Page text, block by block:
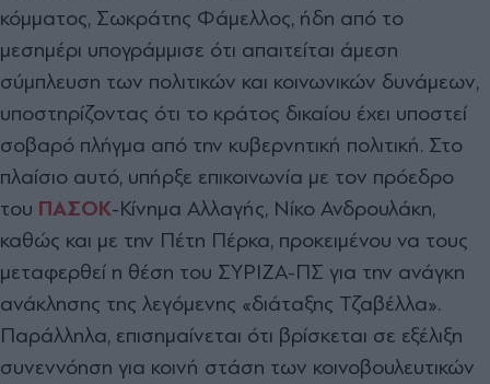
κόμματος, Σωκράτης Φάμελλος, ήδη από το
μεσημέρι υπογράμμισε ότι απαιτείται άμεση
σύμπλευση των πολιτικών και κοινωνικών δυνάμεων,
υποστηρίζοντας ότι το κράτος δικαίου έχει υποστεί
σοβαρό πλήγμα από την κυβερνητική πολιτική. Στο
πλαίσιο αυτό, υπήρξε επικοινωνία με τον πρόεδρο
του ΠΑΣΟΚ-Κίνημα Αλλαγής, Νίκο Ανδρουλάκη,
καθώς και με την Πέτη Πέρκα, προκειμένου να τους
μεταφερθεί η θέση του ΣΥΡΙΖΑ-ΠΣ για την ανάγκη
ανάκλησης της λεγόμενης «διάταξης Τζαβέλλα».
Παράλληλα, επισημαίνεται ότι βρίσκεται σε εξέλιξη
συνεννόηση για κοινή στάση των κοινοβουλευτικών